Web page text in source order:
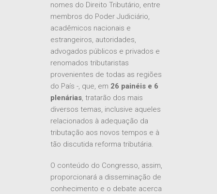
nomes do Direito Tributário, entre
membros do Poder Judiciário,
acadêmicos nacionais e
estrangeiros, autoridades,
advogados públicos e privados e
renomados tributaristas
provenientes de todas as regiões
do País -, que, em 26 painéis e 6
plenárias, tratarão dos mais
diversos temas, inclusive aqueles
relacionados à adequação da
tributação aos novos tempos e à
tão discutida reforma tributária.
O conteúdo do Congresso, assim,
proporcionará a disseminação de
conhecimento e o debate acerca